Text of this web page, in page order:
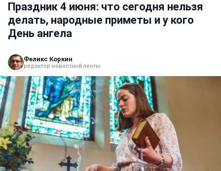
Праздник 4 июня: что сегодня нельзя
делать, народные приметы и у кого
День ангела
Феликс Коркин
редактор новостной ленты